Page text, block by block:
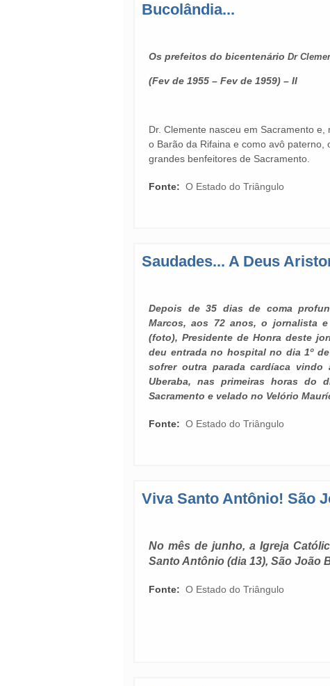
Bucolândia...
Os prefeitos do bicentenário Dr
(Fev de 1955 – Fev de 1959) – II
Dr. Clemente nasceu em Sacramento
o Barão da Rifaina e como avô paterno,
grandes benfeitores de Sacramento.
Fonte: O Estado do Triângulo
Saudades... A Deus
Depois de 35 dias de coma
Marcos, aos 72 anos, o jornalista
(foto), Presidente de Honra deste
deu entrada no hospital no dia 1º
sofrer outra parada cardíaca
Uberaba, nas primeiras horas do
Sacramento e velado no Velório
Fonte: O Estado do Triângulo
Viva Santo Antônio! São
No mês de junho, a Igreja
Santo Antônio (dia 13), São João
Fonte: O Estado do Triângulo